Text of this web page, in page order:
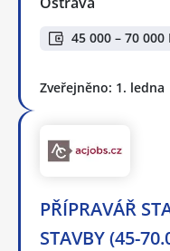
45 000 – 70 000
Zveřejněno: 1. ledna
PŘÍPRAVÁŘ
STAVBY (45-